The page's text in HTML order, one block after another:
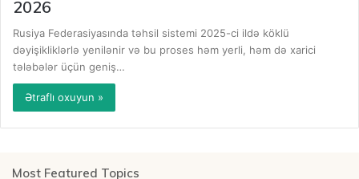
2026
Rusiya Federasiyasında təhsil sistemi 2025-ci ildə köklü
dəyişikliklərlə yenilənir və bu proses həm yerli, həm də xarici
tələbələr üçün geniş…
Ətraflı oxuyun »
Most Featured Topics